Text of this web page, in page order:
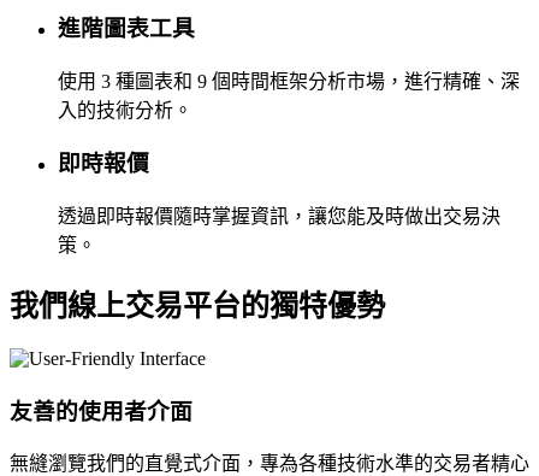
進階圖表工具
使用 3 種圖表和 9 個時間框架分析市場，進行精確、深
入的技術分析。
即時報價
透過即時報價隨時掌握資訊，讓您能及時做出交易決
策。
我們線上交易平台的獨特優勢
友善的使用者介面
無縫瀏覽我們的直覺式介面，專為各種技術水準的交易者精心